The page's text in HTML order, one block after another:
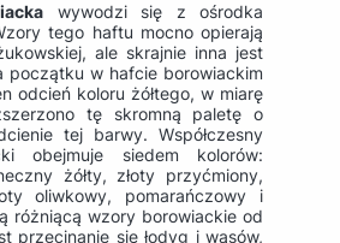
wywodzi się z ośrodka
tego haftu mocno opierają
ale skrajnie inna jest
początku w hafcie borowiackim
odcień koloru żółtego, w miarę
tę skromną paletę o
tej barwy. Współczesny
obejmuje siedem kolorów:
żółty, złoty przyćmiony,
oliwkowy, pomarańczowy i
różniącą wzory borowiackie od
przecinanie się łodyg i wąsów,